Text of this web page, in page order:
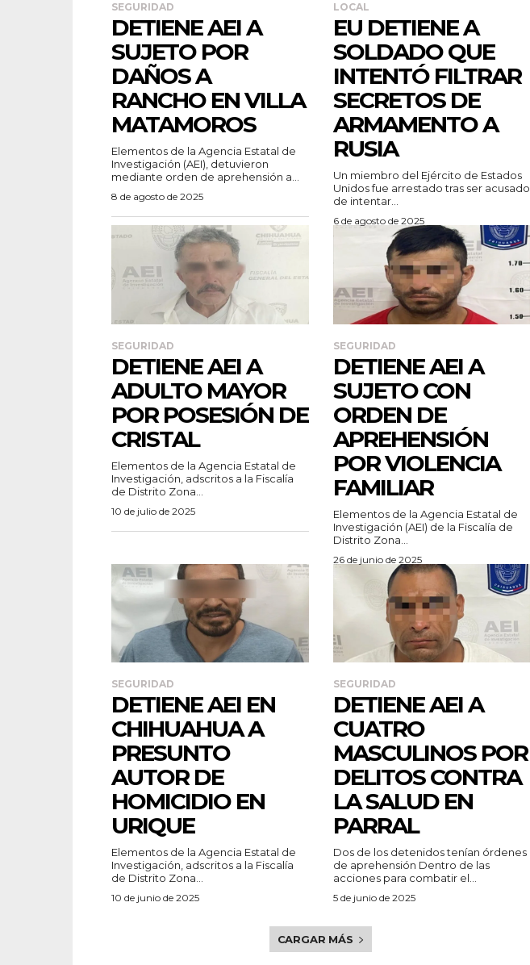
SEGURIDAD
DETIENE AEI A
SUJETO POR
DAÑOS A
RANCHO EN VILLA
MATAMOROS
Elementos de la Agencia Estatal de
Investigación (AEI), detuvieron
mediante orden de aprehensión a...
8 de agosto de 2025
LOCAL
EU DETIENE A
SOLDADO QUE
INTENTÓ FILTRAR
SECRETOS DE
ARMAMENTO A
RUSIA
Un miembro del Ejército de Estados
Unidos fue arrestado tras ser acusado
de intentar...
6 de agosto de 2025
SEGURIDAD
DETIENE AEI A
ADULTO MAYOR
POR POSESIÓN DE
CRISTAL
Elementos de la Agencia Estatal de
Investigación, adscritos a la Fiscalía
de Distrito Zona...
10 de julio de 2025
SEGURIDAD
DETIENE AEI A
SUJETO CON
ORDEN DE
APREHENSIÓN
POR VIOLENCIA
FAMILIAR
Elementos de la Agencia Estatal de
Investigación (AEI) de la Fiscalía de
Distrito Zona...
26 de junio de 2025
SEGURIDAD
DETIENE AEI EN
CHIHUAHUA A
PRESUNTO
AUTOR DE
HOMICIDIO EN
URIQUE
Elementos de la Agencia Estatal de
Investigación, adscritos a la Fiscalía
de Distrito Zona...
10 de junio de 2025
SEGURIDAD
DETIENE AEI A
CUATRO
MASCULINOS POR
DELITOS CONTRA
LA SALUD EN
PARRAL
Dos de los detenidos tenían órdenes
de aprehensión Dentro de las
acciones para combatir el...
5 de junio de 2025
CARGAR MÁS